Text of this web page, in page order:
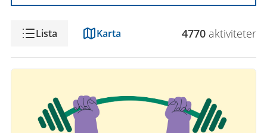
VisningLista Karta 4770 aktiviteter